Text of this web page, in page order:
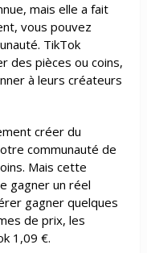
mais elle a fait
vous pouvez
TikTok
des pièces ou coins,
à leurs créateurs
créer du
communauté de
Mais cette
gagner un réel
gagner quelques
de prix, les
1,09 €.